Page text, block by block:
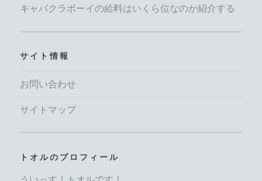
キャバクラボーイの給料はいくら位なのか紹介する
サイト情報
お問い合わせ
サイトマップ
トオルのプロフィール